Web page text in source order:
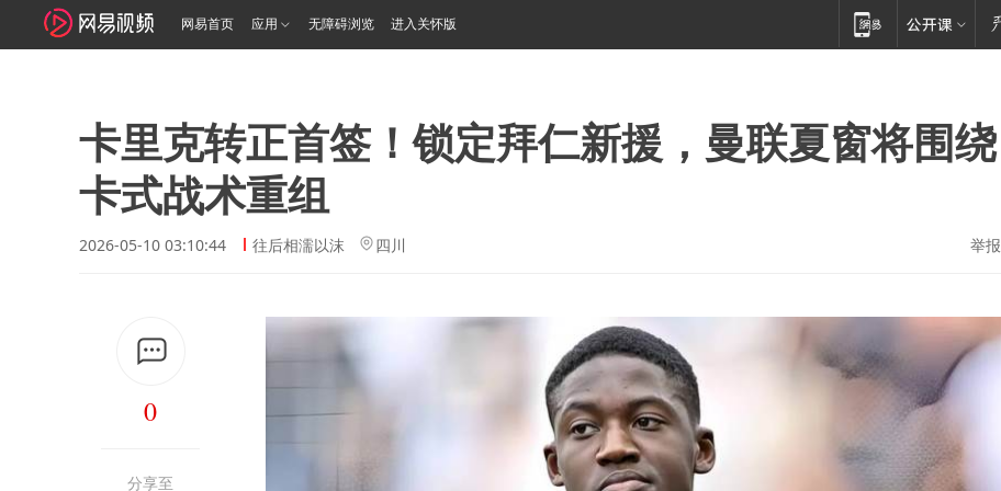
网易首页 应用 无障碍浏览 进入关怀版
卡里克转正首签！锁定拜仁新援，曼联夏窗将围绕
卡式战术重组
2026-05-10 03:10:44 往后相濡以沫 四川 举报
0
分享至